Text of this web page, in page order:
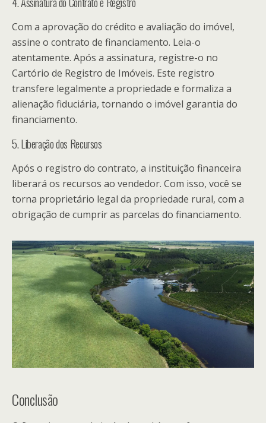
Com a aprovação do crédito e avaliação do imóvel,
assine o contrato de financiamento. Leia-o
atentamente. Após a assinatura, registre-o no
Cartório de Registro de Imóveis. Este registro
transfere legalmente a propriedade e formaliza a
alienação fiduciária, tornando o imóvel garantia do
financiamento.
5. Liberação dos Recursos
Após o registro do contrato, a instituição financeira
liberará os recursos ao vendedor. Com isso, você se
torna proprietário legal da propriedade rural, com a
obrigação de cumprir as parcelas do financiamento.
Conclusão